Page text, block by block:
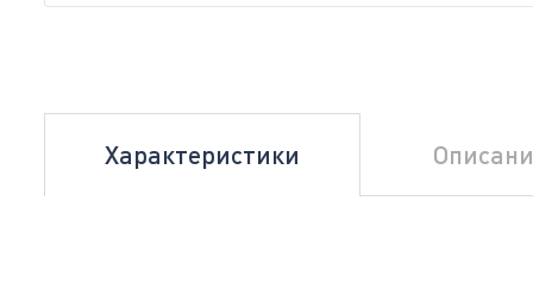
Характеристики